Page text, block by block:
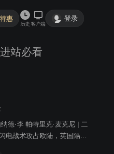
惠
历史 客户端
登录
进站必看
德·李 帕特里克·麦克尼 | 二
电战术攻占欧陆，英国隔海